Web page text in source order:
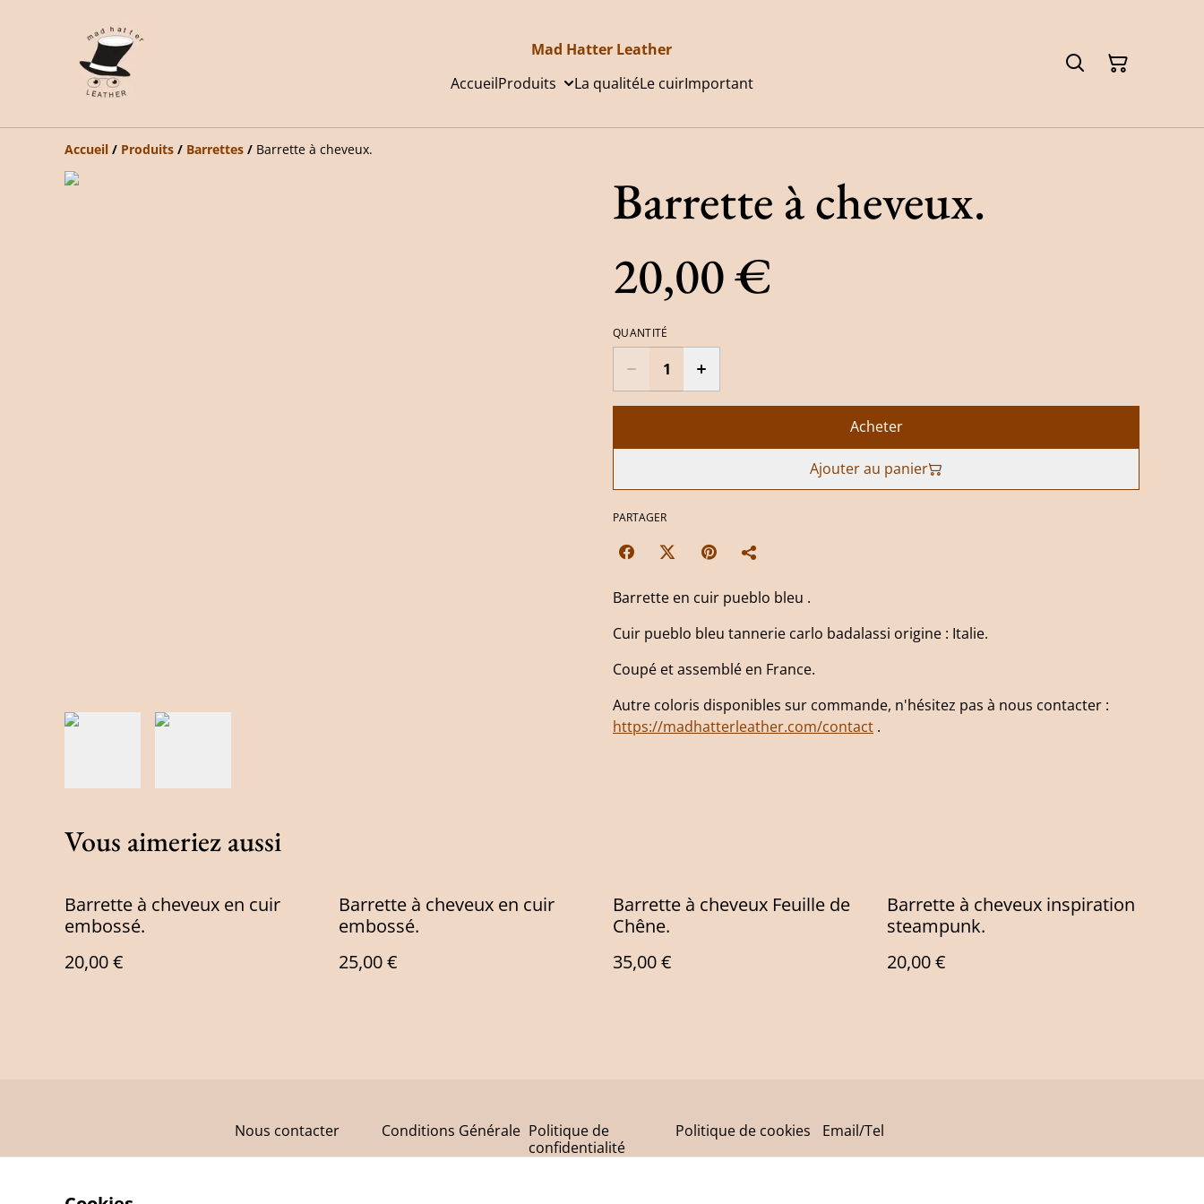
Mad Hatter Leather
AccueilProduits La qualitéLe cuirImportant
Accueil / Produits / Barrettes / Barrette à cheveux.
Barrette à cheveux.
20,00 €
QUANTITÉ
Acheter
Ajouter au panier
PARTAGER
Barrette en cuir pueblo bleu .
Cuir pueblo bleu tannerie carlo badalassi origine : Italie.
Coupé et assemblé en France.
Autre coloris disponibles sur commande, n'hésitez pas à nous contacter :
https://madhatterleather.com/contact .
Vous aimeriez aussi
Barrette à cheveux en cuir
embossé.
20,00 €
Barrette à cheveux en cuir
embossé.
25,00 €
Barrette à cheveux Feuille de
Chêne.
35,00 €
Barrette à cheveux inspiration
steampunk.
20,00 €
Nous contacter Conditions Générale Politique de
confidentialité
Politique de cookies Email/Tel